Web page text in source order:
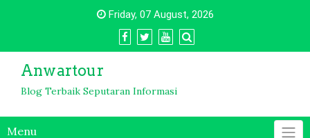
Friday, 07 August, 2026
Anwartour
Blog Terbaik Seputaran Informasi
Menu